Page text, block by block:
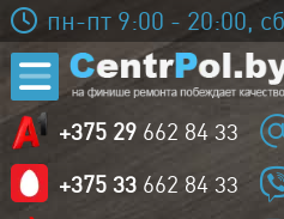
пн-пт 9:00 - 20:00,
+375 29 662 84 33
+375 33 662 84 33